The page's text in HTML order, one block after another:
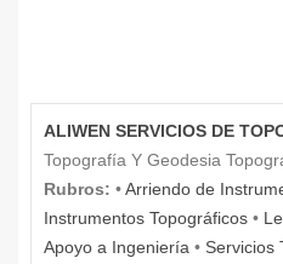
ALIWEN SERVICIOS DE
Topografía Y Geodesia
Rubros: •Arriendo de
Instrumentos Topográficos •
Apoyo a Ingeniería • Servicios